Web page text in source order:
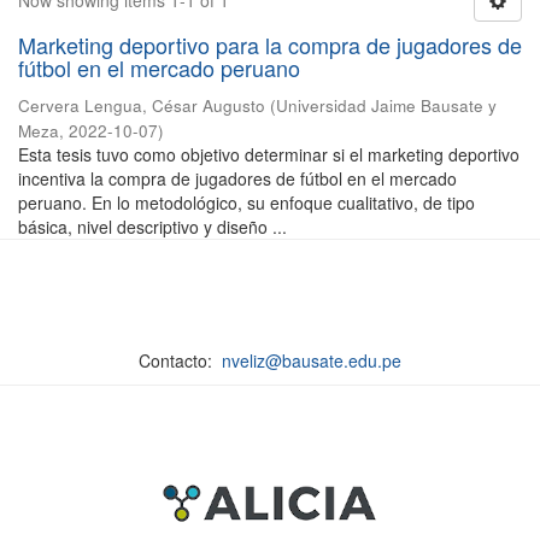
Marketing deportivo para la compra de jugadores de
fútbol en el mercado peruano
Cervera Lengua, César Augusto (Universidad Jaime Bausate y
Meza, 2022-10-07)
Esta tesis tuvo como objetivo determinar si el marketing deportivo
incentiva la compra de jugadores de fútbol en el mercado
peruano. En lo metodológico, su enfoque cualitativo, de tipo
básica, nivel descriptivo y diseño ...
Contacto: nveliz@bausate.edu.pe